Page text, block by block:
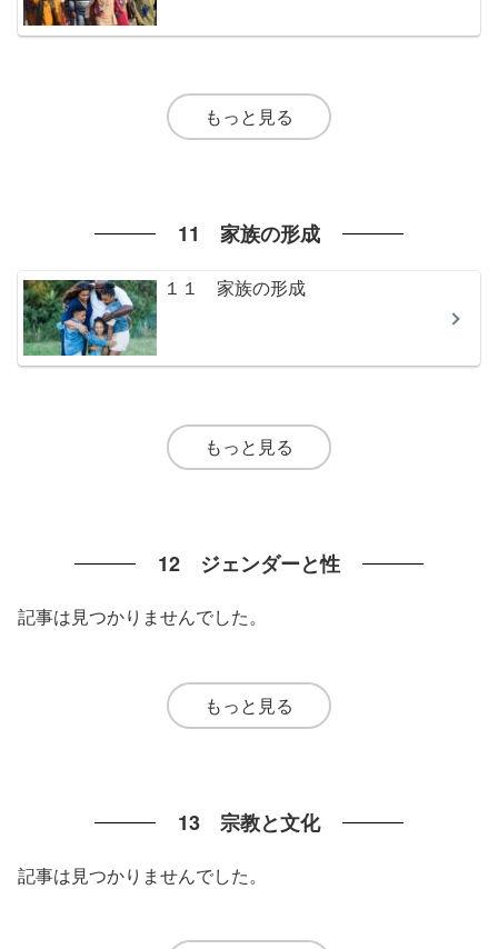
もっと見る
11 家族の形成
１１ 家族の形成
もっと見る
12 ジェンダーと性
記事は見つかりませんでした。
もっと見る
13 宗教と文化
記事は見つかりませんでした。